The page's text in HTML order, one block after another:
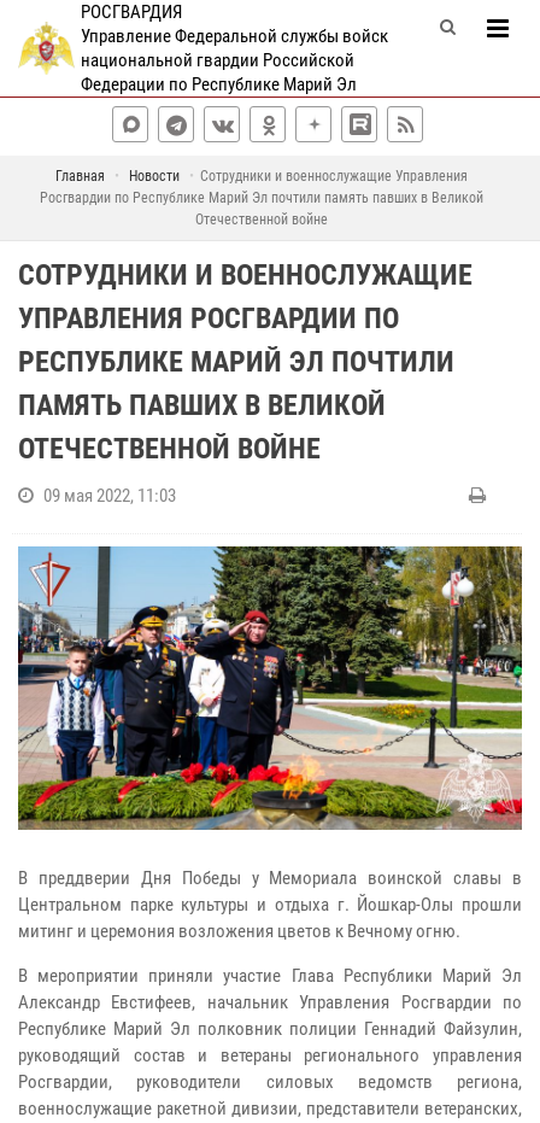
РОСГВАРДИЯ
Управление Федеральной службы войск
национальной гвардии Российской
Федерации по Республике Марий Эл
Главная Новости
Сотрудники и военнослужащие Управления
Росгвардии по Республике Марий Эл почтили память павших в Великой
Отечественной войне
СОТРУДНИКИ И ВОЕННОСЛУЖАЩИЕ
УПРАВЛЕНИЯ РОСГВАРДИИ ПО
РЕСПУБЛИКЕ МАРИЙ ЭЛ ПОЧТИЛИ
ПАМЯТЬ ПАВШИХ В ВЕЛИКОЙ
ОТЕЧЕСТВЕННОЙ ВОЙНЕ
09 мая 2022, 11:03
В преддверии Дня Победы у Мемориала воинской славы в
Центральном парке культуры и отдыха г. Йошкар-Олы прошли
митинг и церемония возложения цветов к Вечному огню.
В мероприятии приняли участие Глава Республики Марий Эл
Александр Евстифеев, начальник Управления Росгвардии по
Республике Марий Эл полковник полиции Геннадий Файзулин,
руководящий состав и ветераны регионального управления
Росгвардии, руководители силовых ведомств региона,
военнослужащие ракетной дивизии, представители ветеранских,